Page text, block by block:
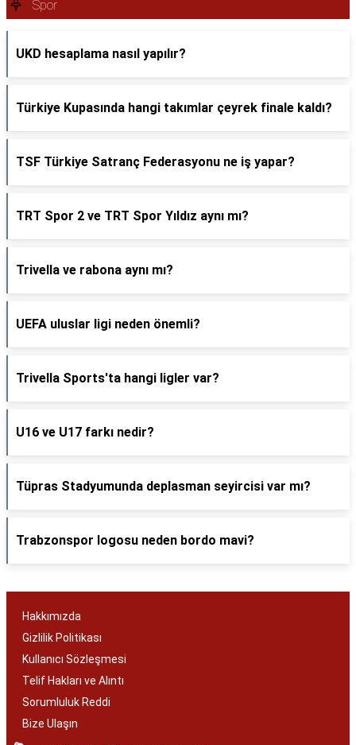
Spor
UKD hesaplama nasıl yapılır?
Türkiye Kupasında hangi takımlar çeyrek finale kaldı?
TSF Türkiye Satranç Federasyonu ne iş yapar?
TRT Spor 2 ve TRT Spor Yıldız aynı mı?
Trivella ve rabona aynı mı?
UEFA uluslar ligi neden önemli?
Trivella Sports'ta hangi ligler var?
U16 ve U17 farkı nedir?
Tüpras Stadyumunda deplasman seyircisi var mı?
Trabzonspor logosu neden bordo mavi?
Hakkımızda
Gizlilik Politikası
Kullanıcı Sözleşmesi
Telif Hakları ve Alıntı
Sorumluluk Reddi
Bize Ulaşın